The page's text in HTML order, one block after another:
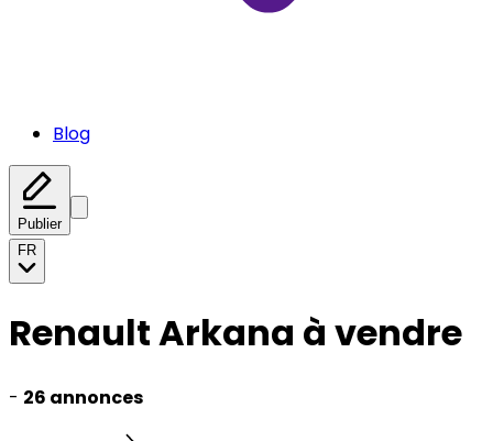
Blog
Publier
FR
Renault Arkana à vendre
- 26 annonces